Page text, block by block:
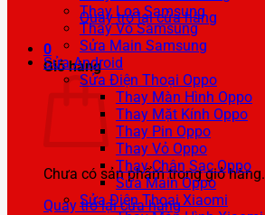
Quay trở lại cửa hàng
0
Giỏ hàng
Chưa có sản phẩm trong giỏ hàng.
Quay trở lại cửa hàng
Thay Loa Samsung
Thay Vỏ Samsung
Sửa Main Samsung
Sửa Android
Sửa Điện Thoại Oppo
Thay Màn Hình Oppo
Thay Mặt Kính Oppo
Thay Pin Oppo
Thay Vỏ Oppo
Thay Chân Sạc Oppo
Sửa Main Oppo
Sửa Điện Thoại Xiaomi